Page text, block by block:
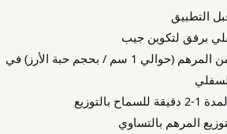
التطبيق
برفق لتكوين جيب
ضع شريطاً صغيراً من المرهم (حوالي 1 سم / بحجم حبة الأرز) في
المرهم بالتساوي